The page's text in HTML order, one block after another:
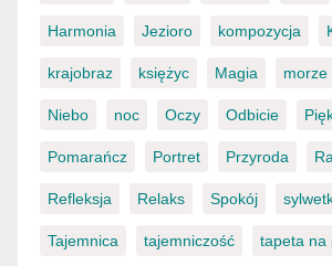
Harmonia Jezioro kompozycja
krajobraz księżyc Magia morze
Niebo noc Oczy Odbicie
Pomarańcz Portret Przyroda
Refleksja Relaks Spokój
Tajemnica tajemniczość tapeta na